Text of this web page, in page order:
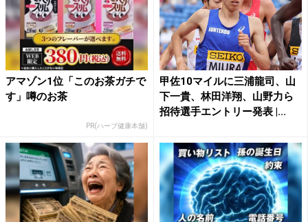
アマゾン1位「このお茶ガチで
す」噂のお茶
PR(ハーブ健康本舗)
甲佐10マイルに三浦龍司、山
下一貴、林田洋翔、山野力ら
招待選手エントリー発表 |...